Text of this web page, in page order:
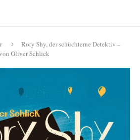
Rory Shy, der schüchterne Detektiv –
Oliver Schlick